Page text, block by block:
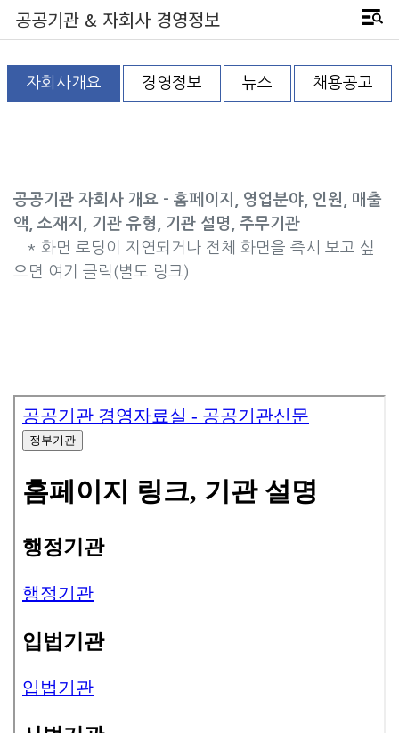
공공기관 & 자회사 경영정보
자회사개요 경영정보 뉴스 채용공고
공공기관 자회사 개요 - 홈페이지, 영업분야, 인원, 매출
액, 소재지, 기관 유형, 기관 설명, 주무기관
* 화면 로딩이 지연되거나 전체 화면을 즉시 보고 싶
으면 여기 클릭(별도 링크)